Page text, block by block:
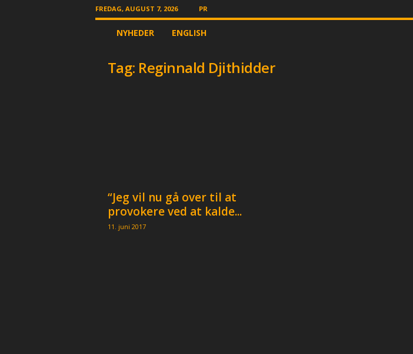
FREDAG, AUGUST 7, 2026
PR
T
NYHEDER ENGLISH
Tag: Reginnald Djithidder
“Jeg vil nu gå over til at
provokere ved at kalde...
11. juni 2017